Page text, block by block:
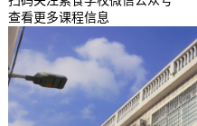
查看更多课程信息